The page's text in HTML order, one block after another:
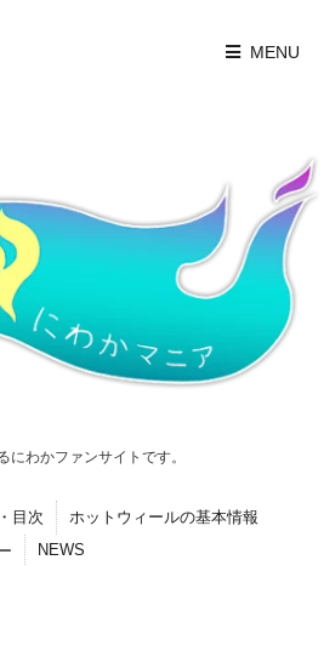
MENU
にわかファンサイトです。
目次
ホットウィールの基本情報
NEWS